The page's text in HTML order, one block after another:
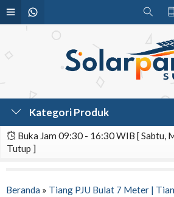
Kategori Produk
Buka Jam 09:30 - 16:30 WIB [ Sabtu,
Tutup ]
Beranda » Tiang PJU Bulat 7 Meter |